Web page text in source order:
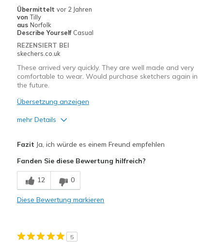
Washable
Nachteile
Casual Wear
Sizing
Feels true to size
View On Shoes
Übermittelt vor 2 Jahren
von Tilly
aus Norfolk
Describe Yourself Casual
REZENSIERT BEI
skechers.co.uk
These arrived very quickly. They are well made and very
comfortable to wear. Would purchase sketchers again in
the future.
Übersetzung anzeigen
mehr Details
Breathe Well
Comfortable
Fazit Ja, ich würde es einem Freund empfehlen
Fanden Sie diese Bewertung hilfreich?
12 0
Diese Bewertung markieren
5